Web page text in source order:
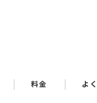
料金 よ